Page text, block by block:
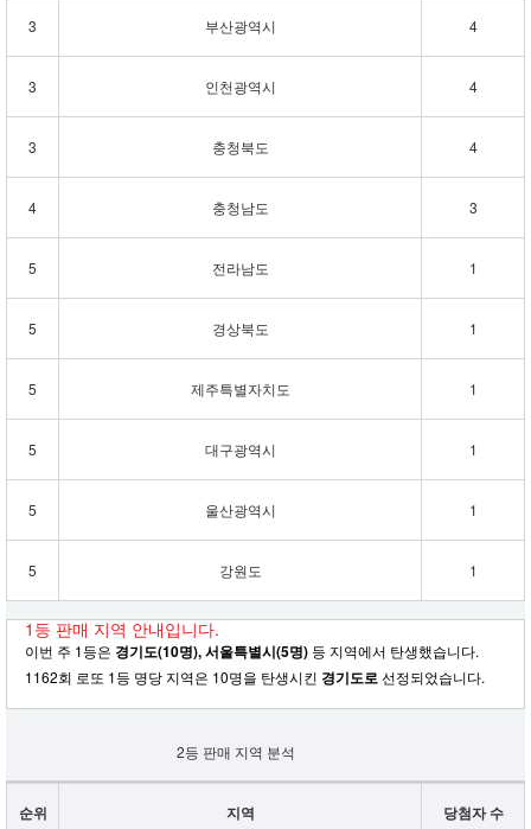
3 부산광역시 4
3 인천광역시 4
3 충청북도 4
4 충청남도 3
5 전라남도 1
5 경상북도 1
5 제주특별자치도 1
5 대구광역시 1
5 울산광역시 1
5 강원도 1
1등 판매 지역 안내입니다.
이번 주 1등은 경기도(10명), 서울특별시(5명) 등 지역에서 탄생했습니다.
1162회 로또 1등 명당 지역은 10명을 탄생시킨 경기도로선정되었습니다.
2등 판매 지역 분석
순위 지역 당첨자 수